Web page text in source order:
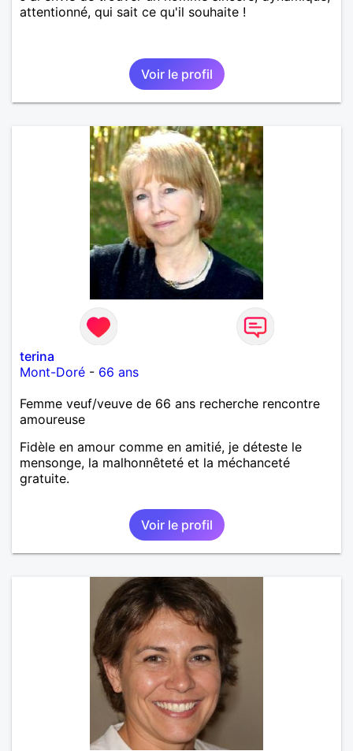
attentionné, qui sait ce qu'il souhaite !
Voir le profil
terina
Mont-Doré - 66 ans
Femme veuf/veuve de 66 ans recherche rencontre
amoureuse
Fidèle en amour comme en amitié, je déteste le
mensonge, la malhonnêteté et la méchanceté
gratuite.
Voir le profil